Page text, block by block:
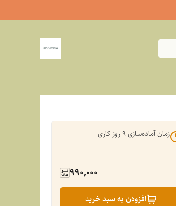
زمان آماده‌سازی9 روز کاری
990,000
افزودن به سبد خرید